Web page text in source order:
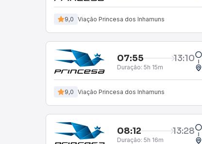
9,0 Viação Princesa dos Inhamuns
07:55 13:10
Duração: 5h 15m
9,0 Viação Princesa dos Inhamuns
08:12 13:28
Duração: 5h 16m